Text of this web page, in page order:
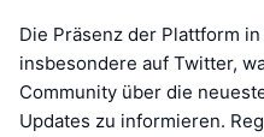
Die Präsenz der Plattform
insbesondere auf Twitter,
Community über die
Updates zu informieren.